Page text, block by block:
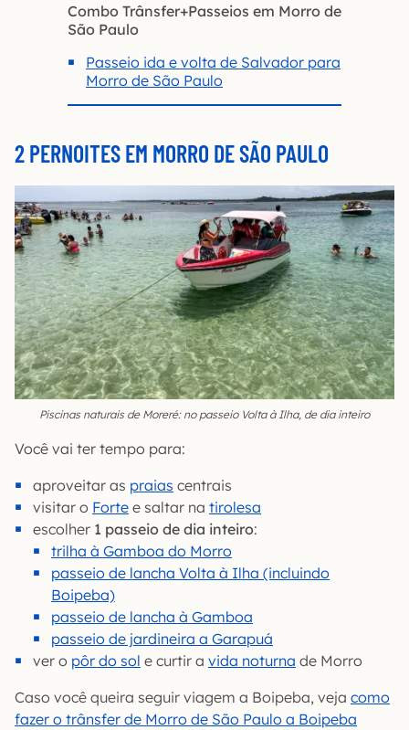
Combo Trânsfer+Passeios em Morro de
São Paulo
Passeio ida e volta de Salvador para
Morro de São Paulo
2 PERNOITES EM MORRO DE SÃO PAULO
Piscinas naturais de Moreré: no passeio Volta à Ilha, de dia inteiro
Você vai ter tempo para:
aproveitar as praias centrais
visitar o Forte e saltar na tirolesa
escolher 1 passeio de dia inteiro:
trilha à Gamboa do Morro
passeio de lancha Volta à Ilha (incluindo
Boipeba)
passeio de lancha à Gamboa
passeio de jardineira a Garapuá
ver o pôr do sol e curtir a vida noturna de Morro
Caso você queira seguir viagem a Boipeba, veja como
fazer o trânsfer de Morro de São Paulo a Boipeba